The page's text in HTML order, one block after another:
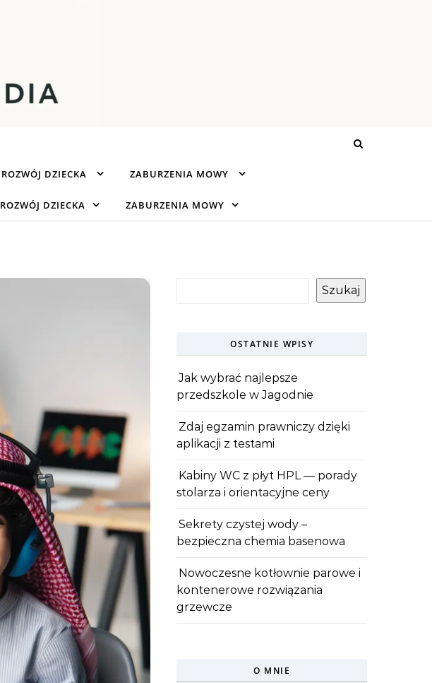
ROZWÓJ DZIECKA ZABURZENIA MOWY
ROZWÓJ DZIECKA ZABURZENIA MOWY
Szukaj
OSTATNIE WPISY
Jak wybrać najlepsze
przedszkole w Jagodnie
Zdaj egzamin prawniczy dzięki
aplikacji z testami
Kabiny WC z płyt HPL — porady
stolarza i orientacyjne ceny
Sekrety czystej wody –
bezpieczna chemia basenowa
Nowoczesne kotłownie parowe i
kontenerowe rozwiązania
grzewcze
O MNIE